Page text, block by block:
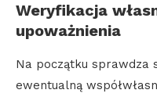
Weryfikacja
upoważnienia
Na początku sprawdza
ewentualną